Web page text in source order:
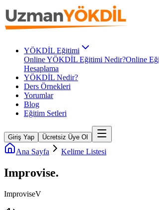
YÖKDİL Eğitimi
Online YÖKDİL Eğitimi Nedir?Online
Hesaplama
YÖKDİL Nedir?
Ders Örnekleri
Yorumlar
Blog
Eğitim Setleri
Giriş Yap Ücretsiz Üye Ol
Ana Sayfa Kelime Listesi
Improvise.
ImproviseV